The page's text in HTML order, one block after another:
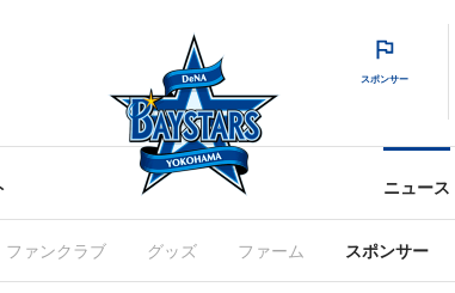
スポンサー
ニュース
ファンクラブ グッズ ファーム スポンサー